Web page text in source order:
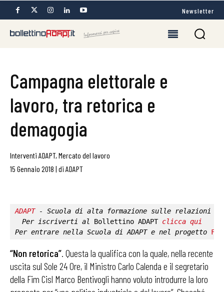
Newsletter
Campagna elettorale e
lavoro, tra retorica e
demagogia
Interventi ADAPT, Mercato del lavoro
15 Gennaio 2018 | di ADAPT
ADAPT - Scuola di alta formazione sulle relazioni
Per iscriverti al Bollettino ADAPT clicca qui
Per entrare nella Scuola di ADAPT e nel progetto
“Non retorica”. Questa la qualifica con la quale, nella recente
uscita sul Sole 24 Ore, il Ministro Carlo Calenda e il segretario
della Fim Cisl Marco Bentivogli hanno voluto introdurre la loro